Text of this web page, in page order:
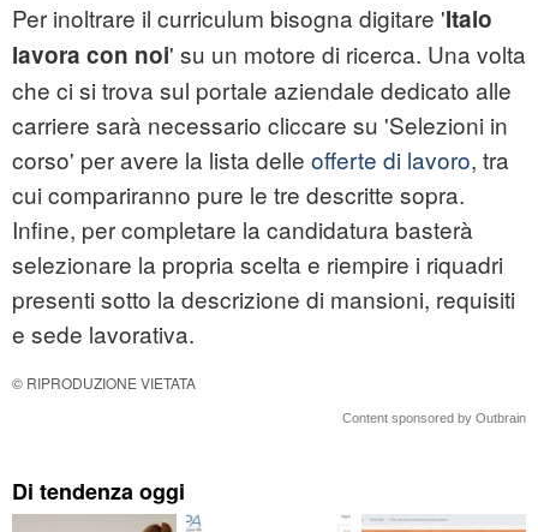
Per inoltrare il curriculum bisogna digitare 'Italo
lavora con noi' su un motore di ricerca. Una volta
che ci si trova sul portale aziendale dedicato alle
carriere sarà necessario cliccare su 'Selezioni in
corso' per avere la lista delle offerte di lavoro, tra
cui compariranno pure le tre descritte sopra.
Infine, per completare la candidatura basterà
selezionare la propria scelta e riempire i riquadri
presenti sotto la descrizione di mansioni, requisiti
e sede lavorativa.
© RIPRODUZIONE VIETATA
Content sponsored by Outbrain
Di tendenza oggi